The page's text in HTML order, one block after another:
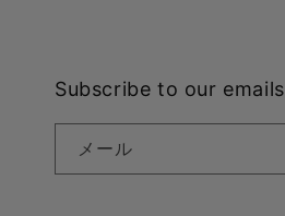
Subscribe to our emails
メール